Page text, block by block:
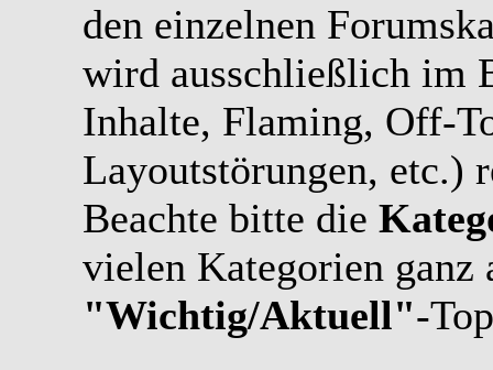
den einzelnen
wird ausschließlich im
Inhalte, Flaming, Off-
Layoutstörungen, etc.)
Beachte bitte die
vielen Kategorien ganz
"Wichtig/Aktuell"-